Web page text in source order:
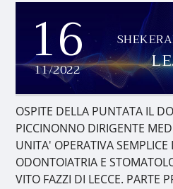
16
11/2022 LE
E
OSPITE DELLA PUNTATA IL
PICCINONNO DIRIGENTE
UNITA' OPERATIVA
ODONTOIATRIA E
VITO FAZZI DI LECCE. PARTE